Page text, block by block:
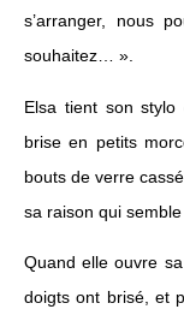
s’arranger, nous
souhaitez… ».
Elsa tient son
brise en petits
bouts de verre
sa raison qui semble
Quand elle ouvre
doigts ont brisé, et